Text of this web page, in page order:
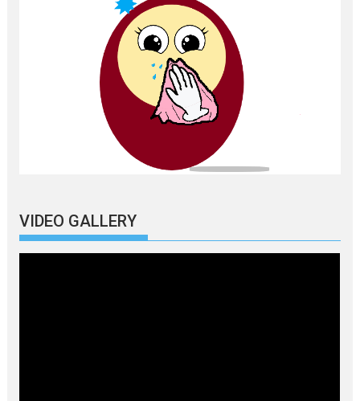
VIDEO GALLERY